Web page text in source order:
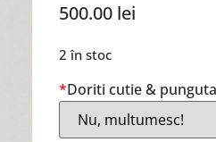
500.00 lei
2 în stoc
*Doriti cutie &